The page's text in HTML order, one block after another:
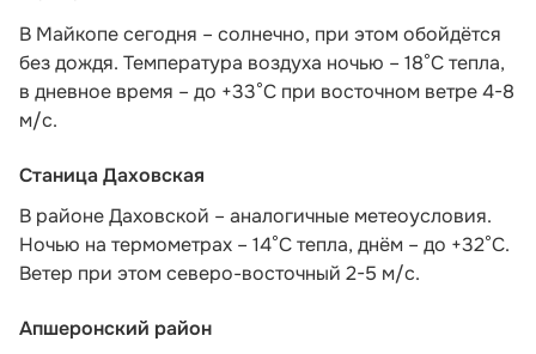
В Майкопе сегодня – солнечно, при этом обойдётся
без дождя. Температура воздуха ночью – 18°С тепла,
в дневное время – до +33°С при восточном ветре 4-8
м/с.
Станица Даховская
В районе Даховской – аналогичные метеоусловия.
Ночью на термометрах – 14°C тепла, днём – до +32°C.
Ветер при этом северо-восточный 2-5 м/с.
Апшеронский район